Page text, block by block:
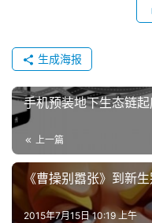
戏
休
闲
戏
生成海报
手机预装地下生态链
上一篇
《曹操别嚣张》到新
2015年7月15日 10:19 上午